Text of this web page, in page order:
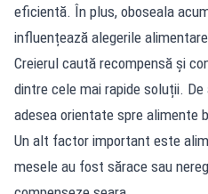
eficientă. În plus, oboseala
influențează alegerile
Creierul caută recompensă și
dintre cele mai rapide soluții.
adesea orientate spre alimente
Un alt factor important este
mesele au fost sărace sau